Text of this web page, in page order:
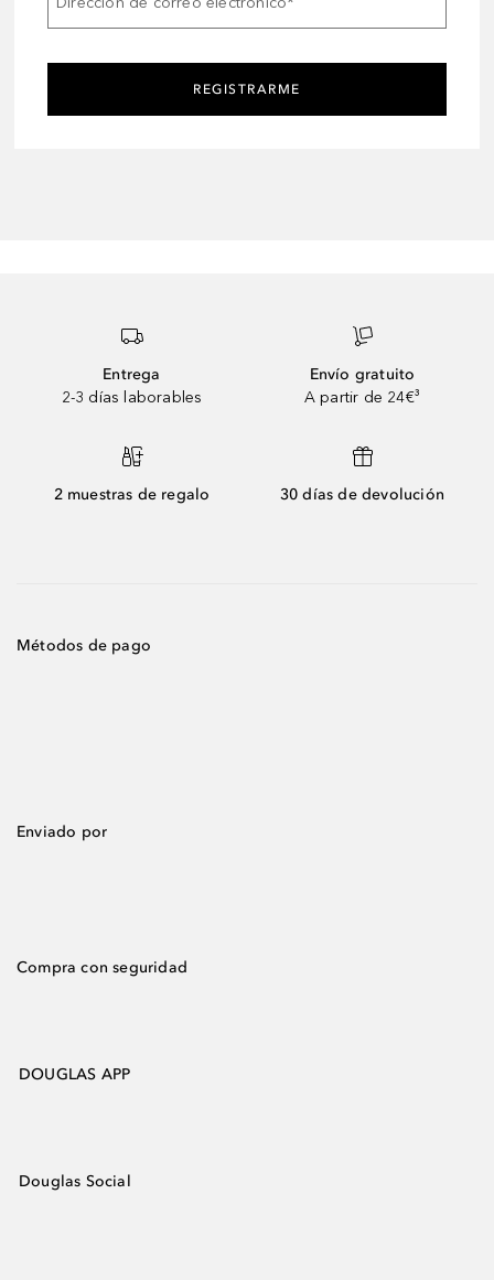
REGISTRARME
Entrega
2-3 días laborables
Envío gratuito
A partir de 24€³
2 muestras de regalo 30 días de devolución
Métodos de pago
Enviado por
Compra con seguridad
DOUGLAS APP
Douglas Social